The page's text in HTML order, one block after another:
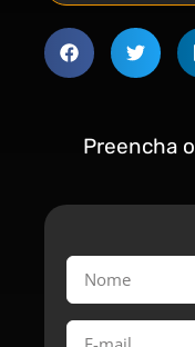
Preencha